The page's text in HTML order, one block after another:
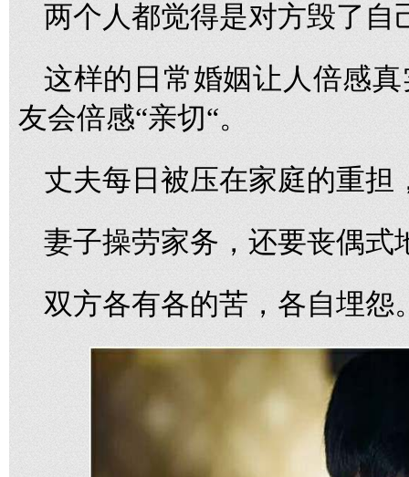
两个人都觉得是对方毁了自
这样的日常婚姻让人倍感
友会倍感“亲切“。
丈夫每日被压在家庭的重担
妻子操劳家务，还要丧偶式
双方各有各的苦，各自埋怨